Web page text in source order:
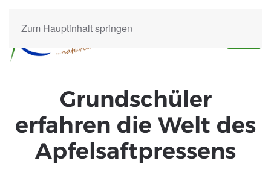
Zum Hauptinhalt springen
Grundschüler
erfahren die Welt des
Apfelsaftpressens